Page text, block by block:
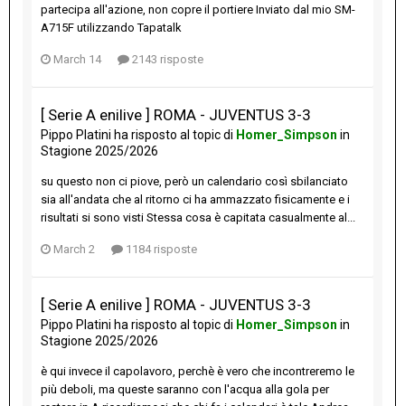
partecipa all'azione, non copre il portiere Inviato dal mio SM-
A715F utilizzando Tapatalk
March 14 2143 risposte
[ Serie A enilive ] ROMA - JUVENTUS 3-3
Pippo Platini ha risposto al topic di Homer_Simpson in
Stagione 2025/2026
su questo non ci piove, però un calendario così sbilanciato
sia all'andata che al ritorno ci ha ammazzato fisicamente e i
risultati si sono visti Stessa cosa è capitata casualmente al...
March 2 1184 risposte
[ Serie A enilive ] ROMA - JUVENTUS 3-3
Pippo Platini ha risposto al topic di Homer_Simpson in
Stagione 2025/2026
è qui invece il capolavoro, perchè è vero che incontreremo le
più deboli, ma queste saranno con l'acqua alla gola per